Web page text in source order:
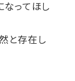
なってほし
と存在し